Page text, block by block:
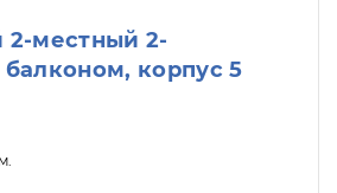
2-местный 2-
корпус 5